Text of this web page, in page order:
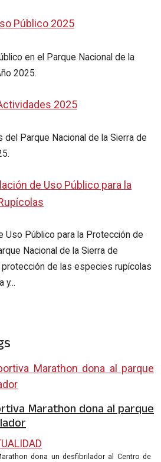
Público 2025
en el Parque Nacional de la
2025.
2025
del Parque Nacional de la Sierra de
de Uso Público para la
Uso Público para la Protección de
Nacional de la Sierra de
protección de las especies rupícolas
y...
Marathon dona al parque
dona un desfibrilador al Centro de